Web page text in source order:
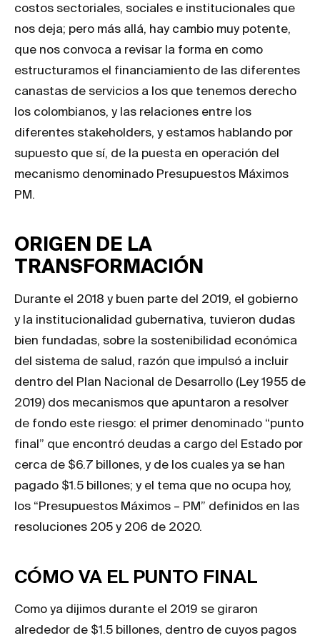
costos sectoriales, sociales e institucionales que
nos deja; pero más allá, hay cambio muy potente,
que nos convoca a revisar la forma en como
estructuramos el financiamiento de las diferentes
canastas de servicios a los que tenemos derecho
los colombianos, y las relaciones entre los
diferentes stakeholders, y estamos hablando por
supuesto que sí, de la puesta en operación del
mecanismo denominado Presupuestos Máximos
PM.
ORIGEN DE LA
TRANSFORMACIÓN
Durante el 2018 y buen parte del 2019, el gobierno
y la institucionalidad gubernativa, tuvieron dudas
bien fundadas, sobre la sostenibilidad económica
del sistema de salud, razón que impulsó a incluir
dentro del Plan Nacional de Desarrollo (Ley 1955 de
2019) dos mecanismos que apuntaron a resolver
de fondo este riesgo: el primer denominado “punto
final” que encontró deudas a cargo del Estado por
cerca de $6.7 billones, y de los cuales ya se han
pagado $1.5 billones; y el tema que no ocupa hoy,
los “Presupuestos Máximos – PM” definidos en las
resoluciones 205 y 206 de 2020.
CÓMO VA EL PUNTO FINAL
Como ya dijimos durante el 2019 se giraron
alrededor de $1.5 billones, dentro de cuyos pagos